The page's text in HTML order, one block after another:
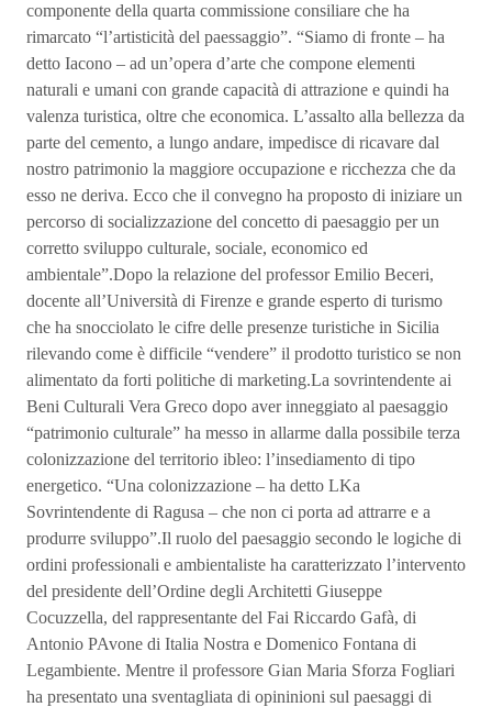
componente della quarta commissione consiliare che ha
rimarcato “l’artisticità del paessaggio”. “Siamo di fronte – ha
detto Iacono – ad un’opera d’arte che compone elementi
naturali e umani con grande capacità di attrazione e quindi ha
valenza turistica, oltre che economica. L’assalto alla bellezza da
parte del cemento, a lungo andare, impedisce di ricavare dal
nostro patrimonio la maggiore occupazione e ricchezza che da
esso ne deriva. Ecco che il convegno ha proposto di iniziare un
percorso di socializzazione del concetto di paesaggio per un
corretto sviluppo culturale, sociale, economico ed
ambientale”.Dopo la relazione del professor Emilio Beceri,
docente all’Università di Firenze e grande esperto di turismo
che ha snocciolato le cifre delle presenze turistiche in Sicilia
rilevando come è difficile “vendere” il prodotto turistico se non
alimentato da forti politiche di marketing.La sovrintendente ai
Beni Culturali Vera Greco dopo aver inneggiato al paesaggio
“patrimonio culturale” ha messo in allarme dalla possibile terza
colonizzazione del territorio ibleo: l’insediamento di tipo
energetico. “Una colonizzazione – ha detto LKa
Sovrintendente di Ragusa – che non ci porta ad attrarre e a
produrre sviluppo”.Il ruolo del paesaggio secondo le logiche di
ordini professionali e ambientaliste ha caratterizzato l’intervento
del presidente dell’Ordine degli Architetti Giuseppe
Cocuzzella, del rappresentante del Fai Riccardo Gafà, di
Antonio PAvone di Italia Nostra e Domenico Fontana di
Legambiente. Mentre il professore Gian Maria Sforza Fogliari
ha presentato una sventagliata di opininioni sul paesaggi di